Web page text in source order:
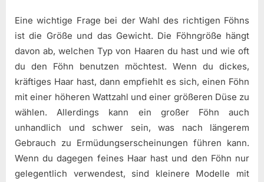
Eine wichtige Frage bei der Wahl des richtigen Föhns
ist die Größe und das Gewicht. Die Föhngröße hängt
davon ab, welchen Typ von Haaren du hast und wie oft
du den Föhn benutzen möchtest. Wenn du dickes,
kräftiges Haar hast, dann empfiehlt es sich, einen Föhn
mit einer höheren Wattzahl und einer größeren Düse zu
wählen. Allerdings kann ein großer Föhn auch
unhandlich und schwer sein, was nach längerem
Gebrauch zu Ermüdungserscheinungen führen kann.
Wenn du dagegen feines Haar hast und den Föhn nur
gelegentlich verwendest, sind kleinere Modelle mit